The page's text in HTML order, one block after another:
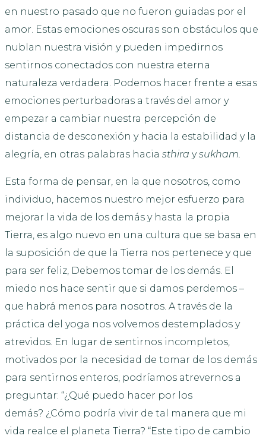
en nuestro pasado que no fueron guiadas por el
amor. Estas emociones oscuras son obstáculos que
nublan nuestra visión y pueden impedirnos
sentirnos conectados con nuestra eterna
naturaleza verdadera. Podemos hacer frente a esas
emociones perturbadoras a través del amor y
empezar a cambiar nuestra percepción de
distancia de desconexión y hacia la estabilidad y la
alegría, en otras palabras hacia sthira ysukham.
Esta forma de pensar, en la que nosotros, como
individuo, hacemos nuestro mejor esfuerzo para
mejorar la vida de los demás y hasta la propia
Tierra, es algo nuevo en una cultura que se basa en
la suposición de que la Tierra nos pertenece y que
para ser feliz, Debemos tomar de los demás. El
miedo nos hace sentir que si damos perdemos –
que habrá menos para nosotros. A través de la
práctica del yoga nos volvemos destemplados y
atrevidos. En lugar de sentirnos incompletos,
motivados por la necesidad de tomar de los demás
para sentirnos enteros, podríamos atrevernos a
preguntar: “¿Qué puedo hacer por los
demás? ¿Cómo podría vivir de tal manera que mi
vida realce el planeta Tierra? “Este tipo de cambio